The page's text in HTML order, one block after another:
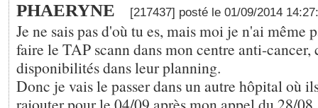
PHAERYNE [217437] posté le 01/09/2014
Je ne sais pas d'où tu es, mais moi je n'ai même
faire le TAP scann dans mon centre anti-cancer,
disponibilités dans leur planning.
Donc je vais le passer dans un autre hôpital où